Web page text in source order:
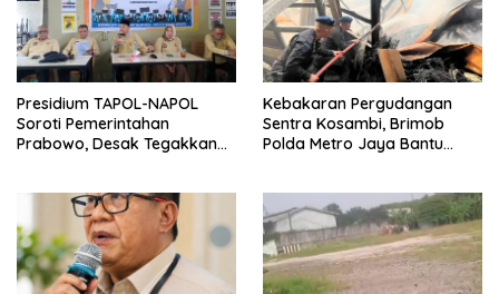
Presidium TAPOL-NAPOL
Soroti Pemerintahan
Prabowo, Desak Tegakkan
Kebakaran Pergudangan
Sentra Kosambi, Brimob
Polda Metro Jaya Bantu